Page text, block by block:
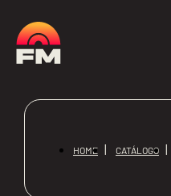
HOME CATÁLOGO